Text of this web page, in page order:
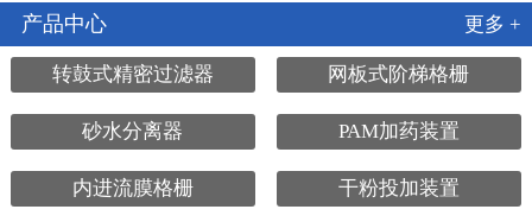
产品中心 更多 +
转鼓式精密过滤器 网板式阶梯格栅
砂水分离器 PAM加药装置
内进流膜格栅 干粉投加装置